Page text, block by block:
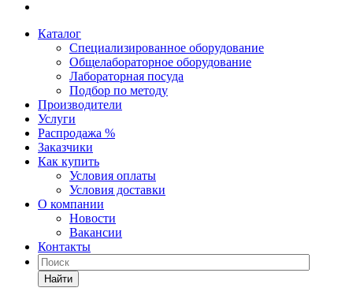
Каталог
Специализированное оборудование
Общелабораторное оборудование
Лабораторная посуда
Подбор по методу
Производители
Услуги
Распродажа %
Заказчики
Как купить
Условия оплаты
Условия доставки
О компании
Новости
Вакансии
Контакты
Найти